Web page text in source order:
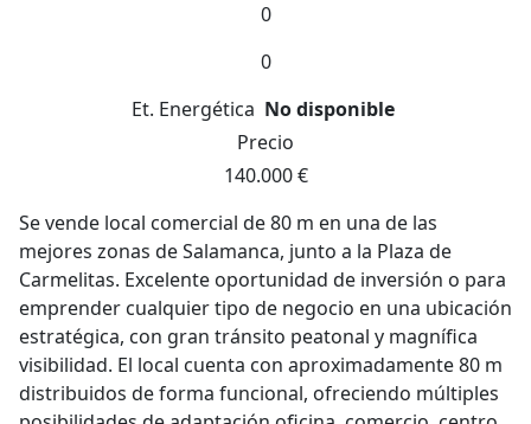
0
0
Et. Energética No disponible
Precio
140.000 €
Se vende local comercial de 80 m en una de las
mejores zonas de Salamanca, junto a la Plaza de
Carmelitas. Excelente oportunidad de inversión o para
emprender cualquier tipo de negocio en una ubicación
estratégica, con gran tránsito peatonal y magnífica
visibilidad. El local cuenta con aproximadamente 80 m
distribuidos de forma funcional, ofreciendo múltiples